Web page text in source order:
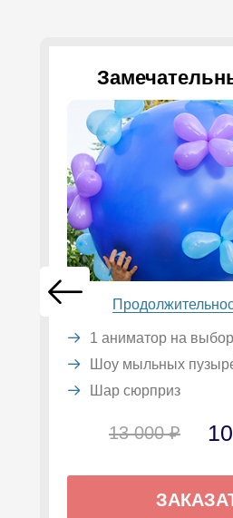
1 аниматор на выбор
Шоу мыльных
Шар сюрприз
13 000 ₽